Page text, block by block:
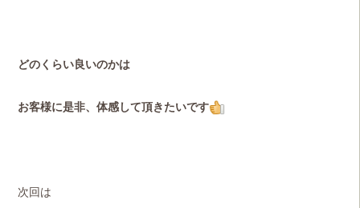
どのくらい良いのかは
お客様に是非、体感して頂きたいです
次回は